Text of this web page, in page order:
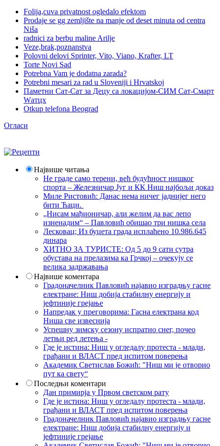
Folija,cuva privatnost ogledalo efektom
Prodaje se gg zemljište na manje od deset minuta od centra
Niša
radnici za berbu maline Arilje
Veze,brak,poznanstva
Polovni delovi Sprinter, Vito, Viano, Krafter, LT
Torte Novi Sad
Potrebna Vam je dodatna zarada?
Potrebni mesari za rad u Sloveniji i Hrvatskoj
Паметни Сат-Сат за Децу са локацијом-СИМ Сат-Смарт
Wатцх
Otkup telefona Beograd
Огласи
Највише читања
Не граде само терени, већ будућност нишког
спорта – Железничар Југ и КК Ниш најбољи доказ
Миле Ристовић: Данас нема ничег јаднијег него
бити Ћаци.
„Нисам мађионичар, али желим да вас лепо
изненадим“ – Павловић обишао три нишка села
Лесковац; Из буџета града исплаћено 10.986.645
динара
ХИТНО ЗА ТУРИСТЕ: Од 5 до 9 сати сутра
обустава на прелазима ка Грчкој – очекују се
велика задржавања
Највише коментара
Градоначелник Павловић најавио изградњу гасне
електране: Ниш добија стабилну енергију и
јефтиније грејање
Напредак у преговорима: Гасна електрана код
Ниша све извеснија
Успешну зимску сезону испратио снег, почео
летњи ред летења -
Где је истина: Ниш у огледалу протеста - млади,
грађани и ВЛАСТ пред испитом поверења
Академик Светислав Божић: "Ниш ми је отворио
пут ка свету“
Последњи коментари
Дан примирја у Првом светском рату
Где је истина: Ниш у огледалу протеста - млади,
грађани и ВЛАСТ пред испитом поверења
Градоначелник Павловић најавио изградњу гасне
електране: Ниш добија стабилну енергију и
јефтиније грејање